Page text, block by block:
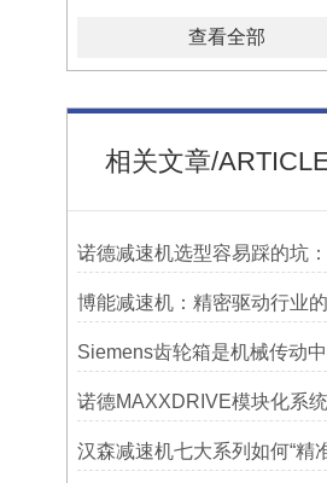
查看全部
相关文章/